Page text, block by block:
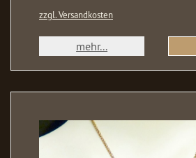
zzgl. Versandkosten
mehr...